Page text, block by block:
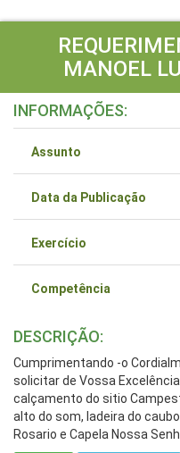
MANOEL
INFORMAÇÕES:
Assunto
Data da Publicação
Exercício
Competência
DESCRIÇÃO:
Cumprimentando -o
solicitar de Vossa
calçamento do sitio
alto do som, ladeira do
Rosario e Capela Nossa